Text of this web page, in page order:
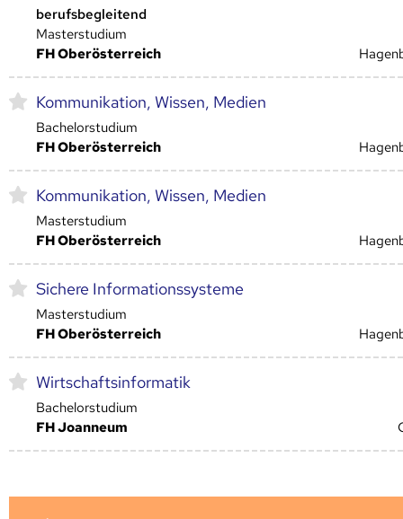
berufsbegleitend
Masterstudium
FH Oberösterreich
Kommunikation, Wissen, Medien
Bachelorstudium
FH Oberösterreich
Kommunikation, Wissen, Medien
Masterstudium
FH Oberösterreich
Sichere Informationssysteme
Masterstudium
FH Oberösterreich
Wirtschaftsinformatik
Bachelorstudium
FH Joanneum